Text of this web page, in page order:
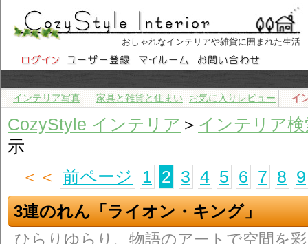
おしゃれなインテリアや雑貨に囲まれた生活
インテリア写真 家具と雑貨と住まい お気に入りレビュー イ
CozyStyle インテリア ＞ インテリア検
示
＜＜ 前ページ 1 2 3 4 5 6 7 8 9
3連のれん「ライオン・キング」
ひらりゆらり、物語のアートで空間を